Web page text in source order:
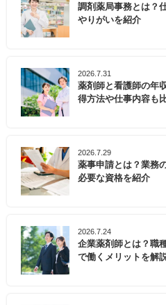
調剤薬局事務とは？
やりがいを紹介
2026.7.31
薬剤師と看護師の年
得方法や仕事内容も
2026.7.29
薬事申請とは？業務
必要な資格を紹介
2026.7.24
企業薬剤師とは？職
で働くメリットを解